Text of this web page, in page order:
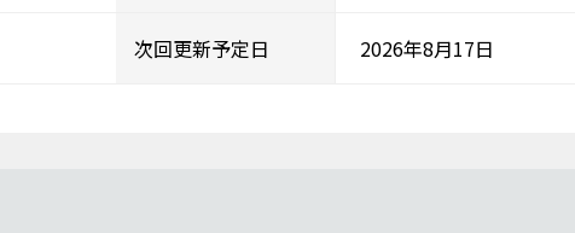
次回更新予定日 2026年8月17日